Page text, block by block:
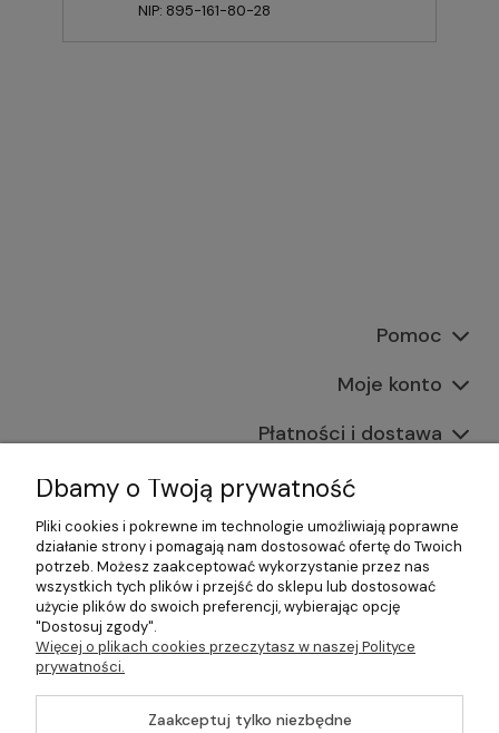
NIP: 895-161-80-28
Pomoc
Moje konto
Płatności i dostawa
Informacje
O nas
©2026 Wszelkie Prawa Zastrzeżone | Gastrosklep |
Wyposażenie gastronomii, restauracji oraz barów
Szablon Master byEcommercy
Dbamy o Twoją prywatność
Pliki cookies i pokrewne im technologie umożliwiają poprawne
działanie strony i pomagają nam dostosować ofertę do Twoich
potrzeb. Możesz zaakceptować wykorzystanie przez nas
wszystkich tych plików i przejść do sklepu lub dostosować
użycie plików do swoich preferencji, wybierając opcję
"Dostosuj zgody".
Więcej o plikach cookies przeczytasz w naszej Polityce
prywatności.
Zaakceptuj tylko niezbędne